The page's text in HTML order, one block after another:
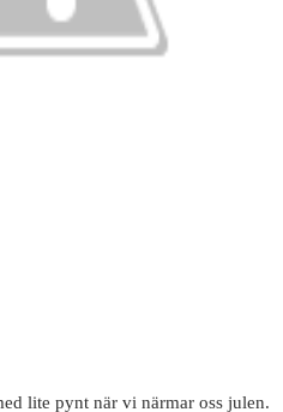
lite pynt när vi närmar oss julen.